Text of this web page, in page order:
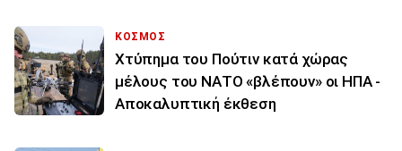
ΚΟΣΜΟΣ
Χτύπημα του Πούτιν κατά χώρας
μέλους του ΝΑΤΟ «βλέπουν» οι ΗΠΑ -
Αποκαλυπτική έκθεση